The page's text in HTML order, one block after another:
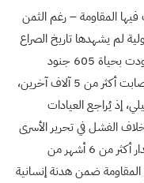
فيها المقاومة – رغم الثمن
لم يشهدها تاريخ الصراع
العربي الإسرائيلي منذ أكثر من 75 عامًا، حيث أودت بحياة 605 جنود
وضباط إسرائيليين، بعضهم من كبار القادة، وأصابت أكثر من 5 آلاف آخرين،
إذ يُراجع العيادات
60 مجندًا، هذا بخلاف الفشل في تحرير الأسرى
بقبضة المقاومة، إذ لم يتمكن الاحتلال على مدار أكثر من 6 أشهر من
مع المقاومة ضمن هدنة إنسانية